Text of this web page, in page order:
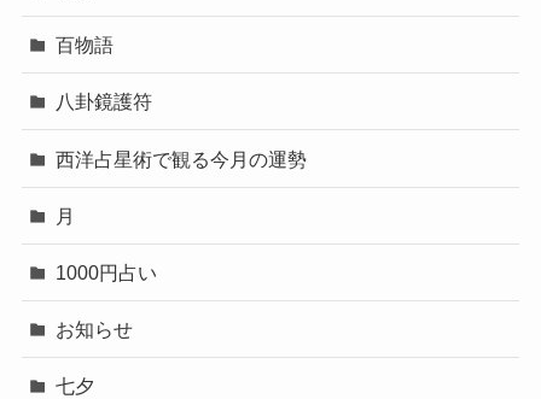
百物語
八卦鏡護符
西洋占星術で観る今月の運勢
月
1000円占い
お知らせ
七夕